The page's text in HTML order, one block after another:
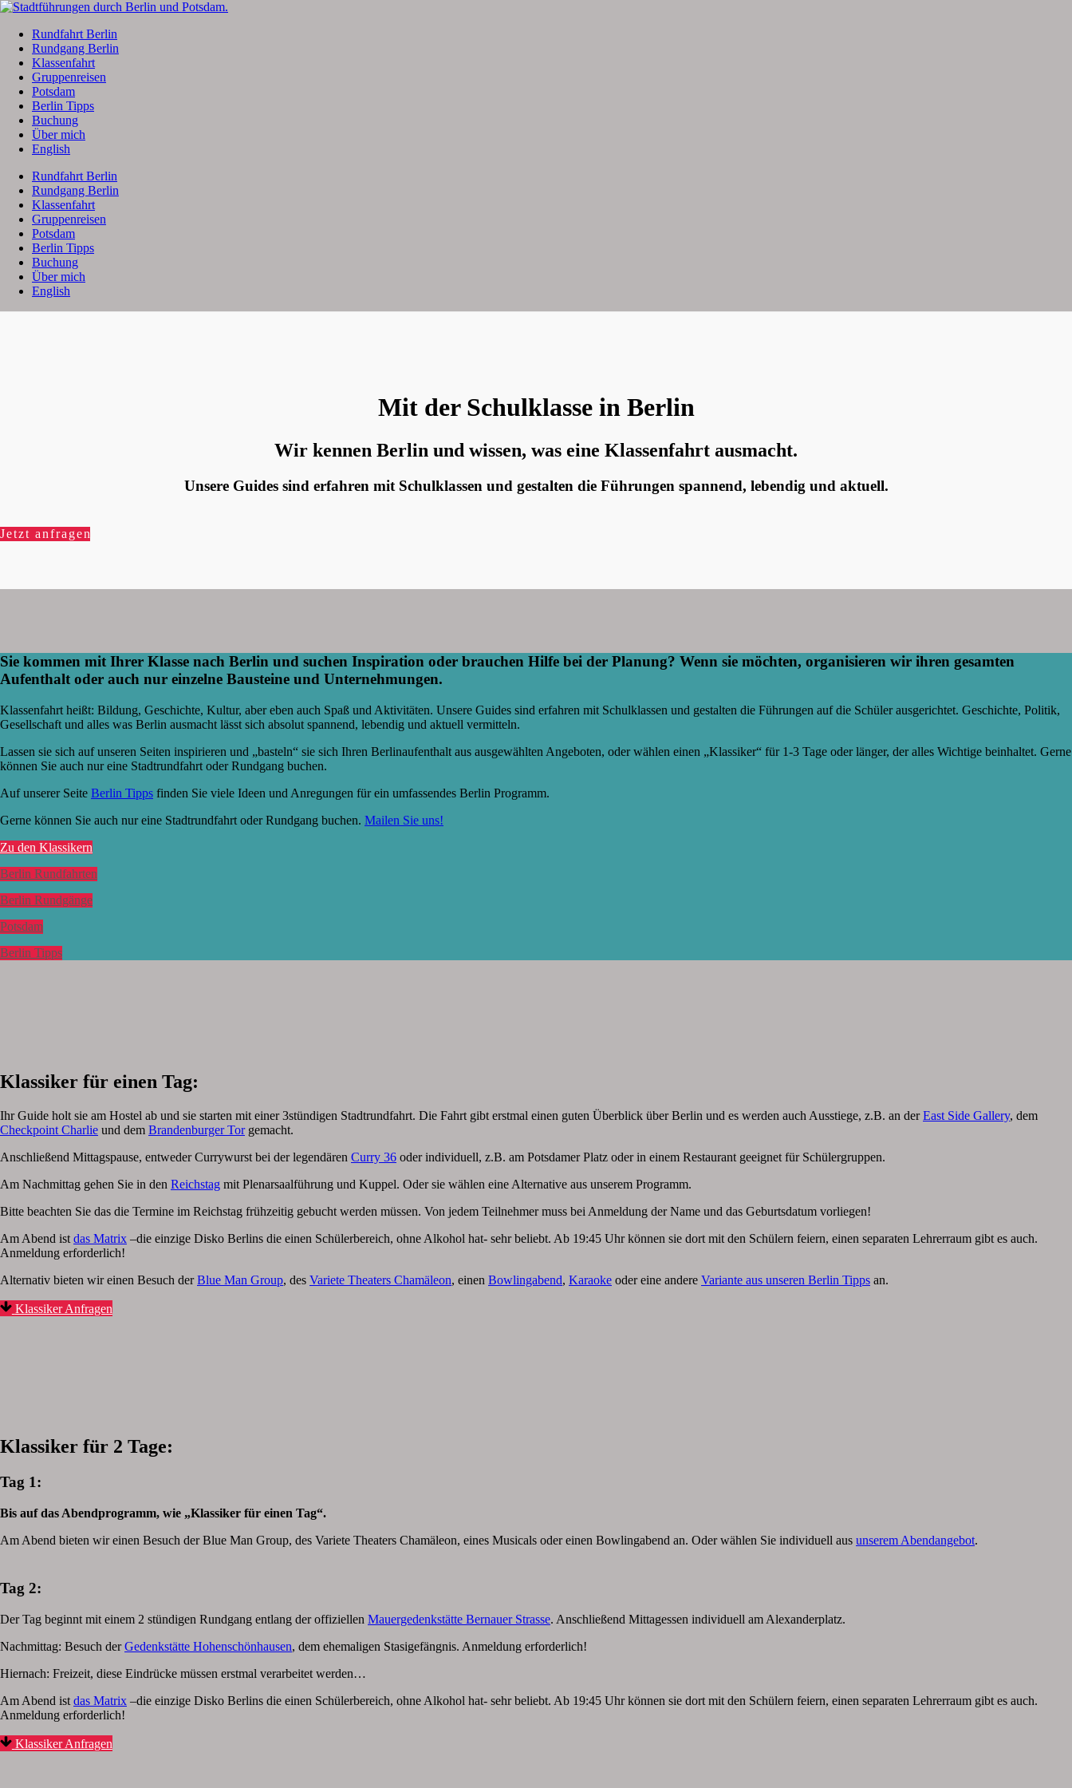
Rundfahrt Berlin
Rundgang Berlin
Klassenfahrt
Gruppenreisen
Potsdam
Berlin Tipps
Buchung
Über mich
English
Rundfahrt Berlin
Rundgang Berlin
Klassenfahrt
Gruppenreisen
Potsdam
Berlin Tipps
Buchung
Über mich
English
Mit der Schulklasse in Berlin
Wir kennen Berlin und wissen, was eine Klassenfahrt ausmacht.
Unsere Guides sind erfahren mit Schulklassen und gestalten die Führungen spannend, lebendig und aktuell.
Jetzt anfragen
Sie kommen mit Ihrer Klasse nach Berlin und suchen Inspiration oder brauchen Hilfe bei der Planung? Wenn sie möchten, organisieren wir ihren gesamten
Aufenthalt oder auch nur einzelne Bausteine und Unternehmungen.
Klassenfahrt heißt: Bildung, Geschichte, Kultur, aber eben auch Spaß und Aktivitäten. Unsere Guides sind erfahren mit Schulklassen und gestalten die Führungen auf die Schüler ausgerichtet. Geschichte, Politik,
Gesellschaft und alles was Berlin ausmacht lässt sich absolut spannend, lebendig und aktuell vermitteln.
Lassen sie sich auf unseren Seiten inspirieren und „basteln“ sie sich Ihren Berlinaufenthalt aus ausgewählten Angeboten, oder wählen einen „Klassiker“ für 1-3 Tage oder länger, der alles Wichtige beinhaltet. Gerne
können Sie auch nur eine Stadtrundfahrt oder Rundgang buchen.
Auf unserer Seite Berlin Tipps finden Sie viele Ideen und Anregungen für ein umfassendes Berlin Programm.
Gerne können Sie auch nur eine Stadtrundfahrt oder Rundgang buchen. Mailen Sie uns!
Zu den Klassikern
Berlin Rundfahrten
Berlin Rundgänge
Potsdam
Berlin Tipps
Klassiker für einen Tag:
Ihr Guide holt sie am Hostel ab und sie starten mit einer 3stündigen Stadtrundfahrt. Die Fahrt gibt erstmal einen guten Überblick über Berlin und es werden auch Ausstiege, z.B. an derEast Side Gallery, dem
Checkpoint Charlie und dem Brandenburger Torgemacht.
Anschließend Mittagspause, entweder Currywurst bei der legendären Curry 36 oder individuell, z.B. am Potsdamer Platz oder in einem Restaurant geeignet für Schülergruppen.
Am Nachmittag gehen Sie in den Reichstag mit Plenarsaalführung und Kuppel. Oder sie wählen eine Alternative aus unserem Programm.
Bitte beachten Sie das die Termine im Reichstag frühzeitig gebucht werden müssen. Von jedem Teilnehmer muss bei Anmeldung der Name und das Geburtsdatum vorliegen!
Am Abend ist das Matrix –die einzige Disko Berlins die einen Schülerbereich, ohne Alkohol hat- sehr beliebt. Ab 19:45 Uhr können sie dort mit den Schülern feiern, einen separaten Lehrerraum gibt es auch.
Anmeldung erforderlich!
Alternativ bieten wir einen Besuch derBlue Man Group, des Variete Theaters Chamäleon, einen Bowlingabend, Karaoke oder eine andere Variante aus unseren Berlin Tipps an.
Klassiker Anfragen
Klassiker für 2 Tage:
Tag 1:
Bis auf das Abendprogramm, wie „Klassiker für einen Tag“.
Am Abend bieten wir einen Besuch der Blue Man Group, des Variete Theaters Chamäleon, eines Musicals oder einen Bowlingabend an. Oder wählen Sie individuell aus unserem Abendangebot.
Tag 2:
Der Tag beginnt mit einem 2 stündigen Rundgang entlang der offiziellen Mauergedenkstätte Bernauer Strasse. Anschließend Mittagessen individuell am Alexanderplatz.
Nachmittag: Besuch derGedenkstätte Hohenschönhausen, dem ehemaligen Stasigefängnis. Anmeldung erforderlich!
Hiernach: Freizeit, diese Eindrücke müssen erstmal verarbeitet werden…
Am Abend ist das Matrix –die einzige Disko Berlins die einen Schülerbereich, ohne Alkohol hat- sehr beliebt. Ab 19:45 Uhr können sie dort mit den Schülern feiern, einen separaten Lehrerraum gibt es auch.
Anmeldung erforderlich!
Klassiker Anfragen